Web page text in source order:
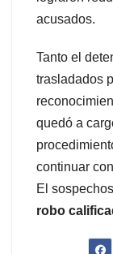
acusados.
Tanto el
trasladados
quedó a
continuar
El
robo